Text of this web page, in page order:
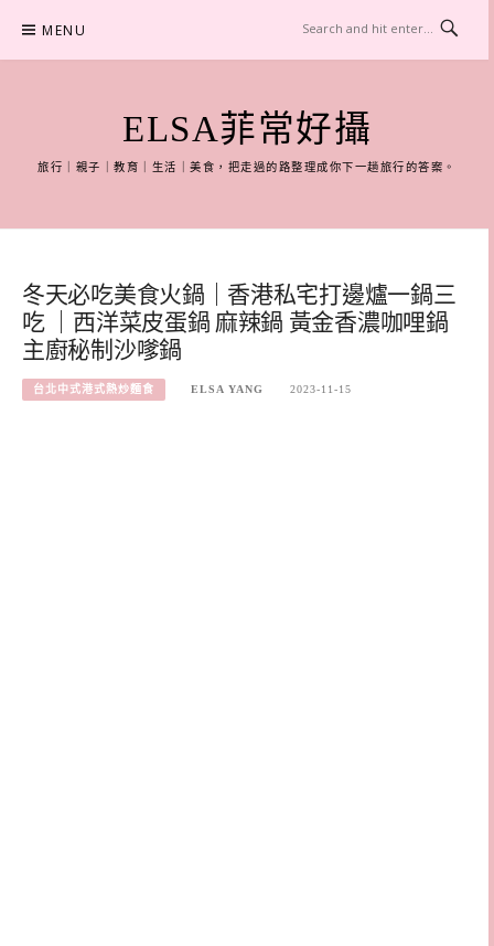
content
MENU
ELSA菲常好攝
旅行｜親子｜教育｜生活｜美食，把走過的路整理成你下一趟旅行的答案。
冬天必吃美食火鍋｜香港私宅打邊爐一鍋三
吃 ｜西洋菜皮蛋鍋 麻辣鍋 黃金香濃咖哩鍋
主廚秘制沙嗲鍋
台北中式港式熱炒麵食 ELSA YANG 2023-11-15